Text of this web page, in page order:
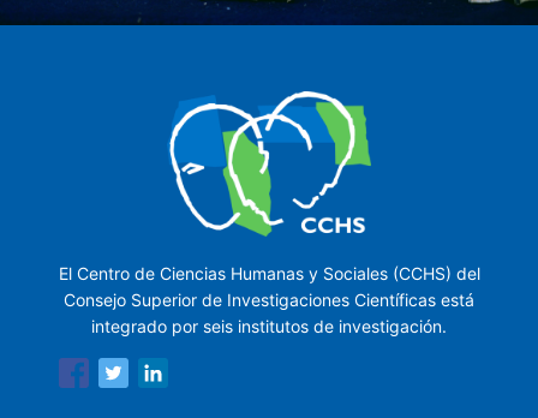
El Centro de Ciencias Humanas y Sociales (CCHS) del
Consejo Superior de Investigaciones Científicas está
integrado por seis institutos de investigación.